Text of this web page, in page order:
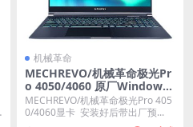
机械革命
MECHREVO/机械革命极光Pr
o 4050/4060 原厂Windows
11 22H2 恢复系统镜像下载
MECHREVO/机械革命极光Pro 405
0/4060显卡 安装好后带出厂预...